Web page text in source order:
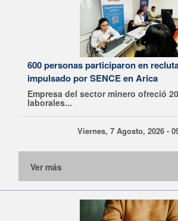
600 personas participaron en
impulsado por SENCE en Arica
Empresa del sector minero ofreció
laborales...
Viernes, 7 Agosto, 2026 -
Ver más